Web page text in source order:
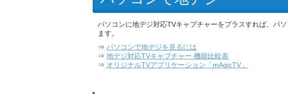
パソコンに地デジ対応TVキャプチャーをプラスすれば、パ
ます。
⇒ パソコンで地デジを見るには
⇒ 地デジ対応TVキャプチャー 機能比較表
⇒ オリジナルTVアプリケーション「mAgicTV」